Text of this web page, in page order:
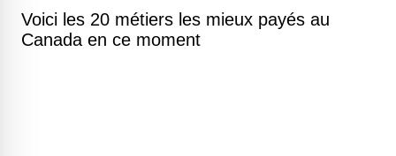
Voici les 20 métiers les mieux payés au
Canada en ce moment